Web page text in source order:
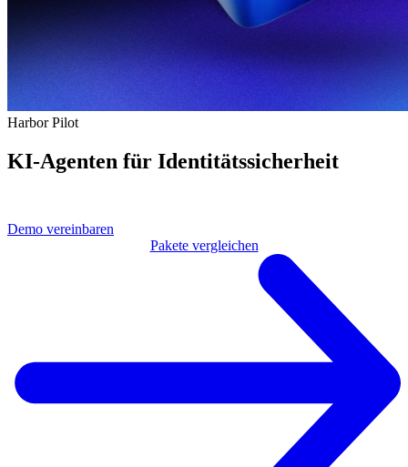
Harbor Pilot
KI-Agenten für Identitätssicherheit
Demo vereinbaren
Pakete vergleichen